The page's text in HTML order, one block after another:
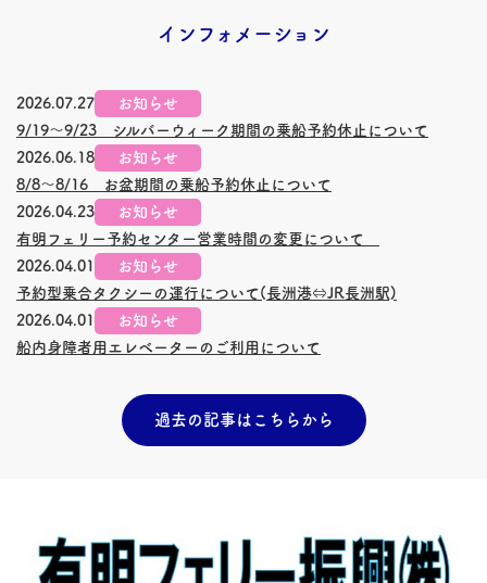
インフォメーション
2026.07.27
お知らせ
9/19～9/23 シルバーウィーク期間の乗船予約休止について
2026.06.18
お知らせ
8/8～8/16 お盆期間の乗船予約休止について
2026.04.23
お知らせ
有明フェリー予約センター営業時間の変更について
2026.04.01
お知らせ
予約型乗合タクシーの運行について(長洲港⇔JR 長洲駅)
2026.04.01
お知らせ
船内身障者用エレベーターのご利用について
過去の記事はこちらから